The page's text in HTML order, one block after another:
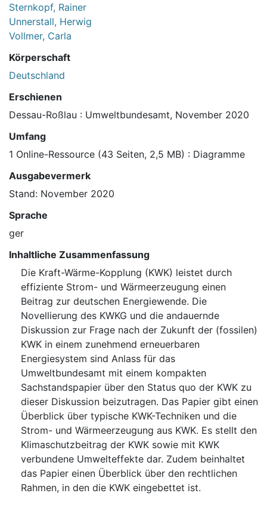
Sternkopf, Rainer
Unnerstall, Herwig
Vollmer, Carla
Körperschaft
Deutschland
Erschienen
Dessau-Roßlau : Umweltbundesamt, November 2020
Umfang
1 Online-Ressource (43 Seiten, 2,5 MB) : Diagramme
Ausgabevermerk
Stand: November 2020
Sprache
ger
Inhaltliche Zusammenfassung
Die Kraft-Wärme-Kopplung (KWK) leistet durch
effiziente Strom- und Wärmeerzeugung einen
Beitrag zur deutschen Energiewende. Die
Novellierung des KWKG und die andauernde
Diskussion zur Frage nach der Zukunft der (fossilen)
KWK in einem zunehmend erneuerbaren
Energiesystem sind Anlass für das
Umweltbundesamt mit einem kompakten
Sachstandspapier über den Status quo der KWK zu
dieser Diskussion beizutragen. Das Papier gibt einen
Überblick über typische KWK-Techniken und die
Strom- und Wärmeerzeugung aus KWK. Es stellt den
Klimaschutzbeitrag der KWK sowie mit KWK
verbundene Umwelteffekte dar. Zudem beinhaltet
das Papier einen Überblick über den rechtlichen
Rahmen, in den die KWK eingebettet ist.